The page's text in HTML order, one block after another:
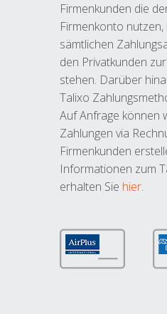
Firmenkunden die
Firmenkonto
sämtlichen
den Privatkunden
stehen. Darüber
Talixo
Auf Anfrage können
Zahlungen via
Firmenkunden
Informationen zum
erhalten Sie hier.